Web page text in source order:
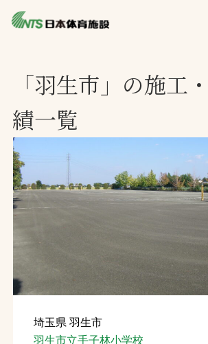
ニュース
プレスリリース
レポート
製品・サービス一覧
施工・管理実績一覧
お問合せ
「羽生市」の施工
績一覧
埼玉県 羽生市
羽生市立手子林小学校